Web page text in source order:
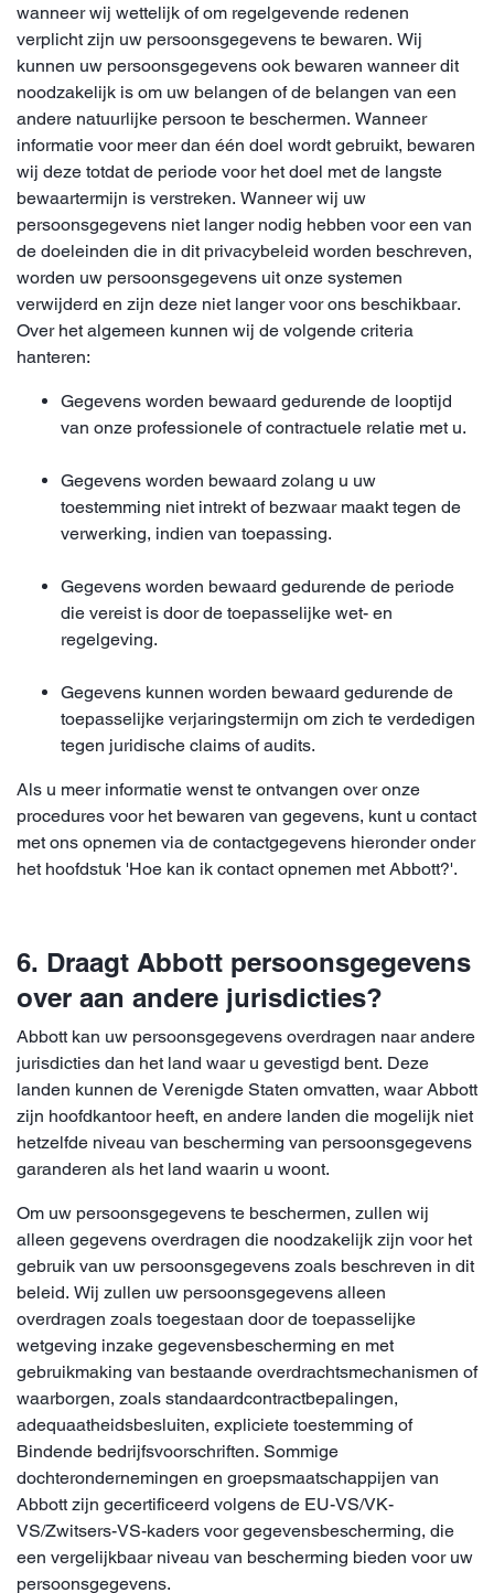
wanneer wij wettelijk of om regelgevende redenen
verplicht zijn uw persoonsgegevens te bewaren. Wij
kunnen uw persoonsgegevens ook bewaren wanneer dit
noodzakelijk is om uw belangen of de belangen van een
andere natuurlijke persoon te beschermen. Wanneer
informatie voor meer dan één doel wordt gebruikt, bewaren
wij deze totdat de periode voor het doel met de langste
bewaartermijn is verstreken. Wanneer wij uw
persoonsgegevens niet langer nodig hebben voor een van
de doeleinden die in dit privacybeleid worden beschreven,
worden uw persoonsgegevens uit onze systemen
verwijderd en zijn deze niet langer voor ons beschikbaar.
Over het algemeen kunnen wij de volgende criteria
hanteren:
Gegevens worden bewaard gedurende de looptijd
van onze professionele of contractuele relatie met u.
Gegevens worden bewaard zolang u uw
toestemming niet intrekt of bezwaar maakt tegen de
verwerking, indien van toepassing.
Gegevens worden bewaard gedurende de periode
die vereist is door de toepasselijke wet- en
regelgeving.
Gegevens kunnen worden bewaard gedurende de
toepasselijke verjaringstermijn om zich te verdedigen
tegen juridische claims of audits.
Als u meer informatie wenst te ontvangen over onze
procedures voor het bewaren van gegevens, kunt u contact
met ons opnemen via de contactgegevens hieronder onder
het hoofdstuk 'Hoe kan ik contact opnemen met Abbott?'.
6. Draagt Abbott persoonsgegevens
over aan andere jurisdicties?
Abbott kan uw persoonsgegevens overdragen naar andere
jurisdicties dan het land waar u gevestigd bent. Deze
landen kunnen de Verenigde Staten omvatten, waar Abbott
zijn hoofdkantoor heeft, en andere landen die mogelijk niet
hetzelfde niveau van bescherming van persoonsgegevens
garanderen als het land waarin u woont.
Om uw persoonsgegevens te beschermen, zullen wij
alleen gegevens overdragen die noodzakelijk zijn voor het
gebruik van uw persoonsgegevens zoals beschreven in dit
beleid. Wij zullen uw persoonsgegevens alleen
overdragen zoals toegestaan door de toepasselijke
wetgeving inzake gegevensbescherming en met
gebruikmaking van bestaande overdrachtsmechanismen of
waarborgen, zoals standaardcontractbepalingen,
adequaatheidsbesluiten, expliciete toestemming of
Bindende bedrijfsvoorschriften. Sommige
dochterondernemingen en groepsmaatschappijen van
Abbott zijn gecertificeerd volgens de EU-VS/VK-
VS/Zwitsers-VS-kaders voor gegevensbescherming, die
een vergelijkbaar niveau van bescherming bieden voor uw
persoonsgegevens.